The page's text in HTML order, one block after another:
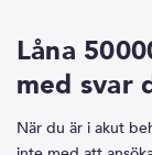
Låna
med svar
När du är i akut